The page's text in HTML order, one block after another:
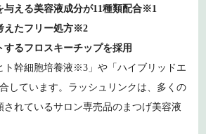
与える美容液成分が11種類配合※1
えたフリー処方※2
するフロスキーチップを採用
ト幹細胞培養液※3」や「ハイブリッドエ
しています。ラッシュリンクは、多くの
されているサロン専売品のまつげ美容液